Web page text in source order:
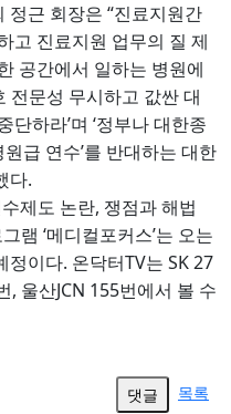
정근 회장은 “진료지원간
고 진료지원 업무의 질 제
공간에서 일하는 병원에
전문성 무시하고 값싼 대
단하라’며 ‘정부나 대한종
원급 연수’를 반대하는 대한
다.
제도 논란, 쟁점과 해법
램 ‘메디컬포커스’는 오는
정이다. 온닥터TV는 SK 27
, 울산JCN 155번에서 볼 수
댓글 목록